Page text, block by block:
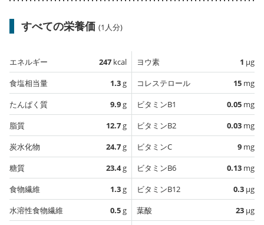
すべての栄養価 (1人分)
エネルギー 247 kcal
食塩相当量
1.3g
たんぱく質
9.9g
脂質
12.7g
炭水化物
24.7g
糖質
23.4g
食物繊維
1.3g
水溶性食物繊維
0.5g
ヨウ素 1 µg
コレステロール
15 mg
ビタミンB1
0.05 mg
ビタミンB2
0.03 mg
ビタミンC
9 mg
ビタミンB6
0.13 mg
ビタミンB12
0.3 µg
葉酸
23 µg